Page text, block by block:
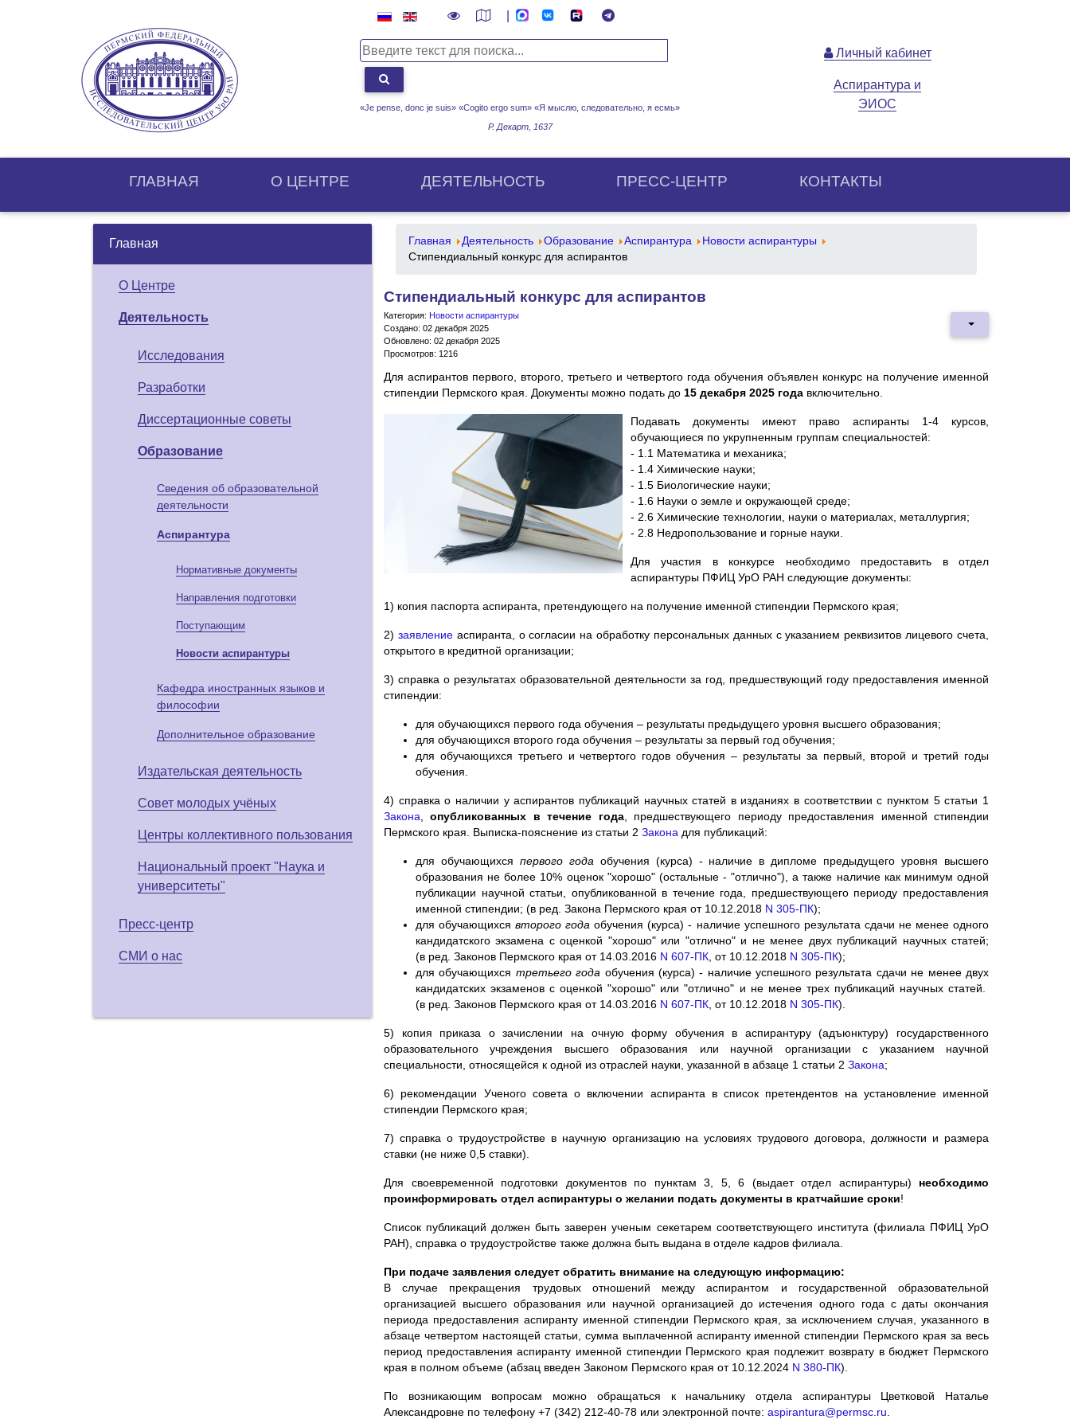
«Je pense, donc je suis» «Cogito ergo sum» «Я мыслю, следовательно, я есмь»
Р. Декарт, 1637
Личный кабинет
Аспирантура и
ЭИОС
ГЛАВНАЯ О ЦЕНТРE ДЕЯТЕЛЬНОСТЬ ПРЕСС-ЦЕНТР КОНТАКТЫ
Главная
О Центре
Деятельность
Исследования
Разработки
Диссертационные советы
Образование
Сведения об образовательной
деятельности
Аспирантура
Нормативные документы
Направления подготовки
Поступающим
Новости аспирантуры
Кафедра иностранных языков и
философии
Дополнительное образование
Издательская деятельность
Совет молодых учёных
Центры коллективного пользования
Национальный проект "Наука и
университеты"
Пресс-центр
СМИ о нас
Главная Деятельность Образование Аспирантура
Новости аспирантуры
Стипендиальный конкурс для аспирантов
Стипендиальный конкурс для аспирантов
Категория: Новости аспирантуры
Создано: 02 декабря 2025
Обновлено: 02 декабря 2025
Просмотров: 1216
Для аспирантов первого, второго, третьего и четвертого года обучения объявлен конкурс на получение именной
стипендии Пермского края. Документы можно подать до 15 декабря 2025 года включительно.
Подавать документы имеют право аспиранты 1-4 курсов,
обучающиеся по укрупненным группам специальностей:
- 1.1 Математика и механика;
- 1.4 Химические науки;
- 1.5 Биологические науки;
- 1.6 Науки о земле и окружающей среде;
- 2.6 Химические технологии, науки о материалах, металлургия;
- 2.8 Недропользование и горные науки.
Для участия в конкурсе необходимо предоставить в отдел
аспирантуры ПФИЦ УрО РАН следующие документы:
1) копия паспорта аспиранта, претендующего на получение именной стипендии Пермского края;
2) заявлениеаспиранта, о согласии на обработку персональных данных с указанием реквизитов лицевого счета,
открытого в кредитной организации;
3) справка о результатах образовательной деятельности за год, предшествующий году предоставления именной
стипендии:
для обучающихся первого года обучения – результаты предыдущего уровня высшего образования;
для обучающихся второго года обучения – результаты за первый год обучения;
для обучающихся третьего и четвертого годов обучения – результаты за первый, второй и третий годы
обучения.
4) справка о наличии у аспирантов публикаций научных статей в изданиях в соответствии с пунктом 5 статьи 1
Закона ,опубликованных в течение года, предшествующего периоду предоставления именной стипендии
Пермского края. Выписка-пояснение из статьи 2 Закона для публикаций:
для обучающихся первого года обучения (курса) - наличие в дипломе предыдущего уровня высшего
образования не более 10% оценок "хорошо" (остальные - "отлично"), а также наличие как минимум одной
публикации научной статьи, опубликованной в течение года, предшествующего периоду предоставления
именной стипендии; (в ред. Закона Пермского края от 10.12.2018 N 305-ПК);
для обучающихсявторого года обучения (курса) - наличие успешного результата сдачи не менее одного
кандидатского экзамена с оценкой "хорошо" или "отлично" и не менее двух публикаций научных статей;
(в ред. Законов Пермского края от 14.03.2016 N 607-ПК , от 10.12.2018 N 305-ПК);
для обучающихся третьего года обучения (курса) - наличие успешного результата сдачи не менее двух
кандидатских экзаменов с оценкой "хорошо" или "отлично" и не менее трех публикаций научных статей.
(в ред. Законов Пермского края от 14.03.2016 N 607-ПК , от 10.12.2018 N 305-ПК).
5) копия приказа о зачислении на очную форму обучения в аспирантуру (адъюнктуру) государственного
образовательного учреждения высшего образования или научной организации с указанием научной
специальности, относящейся к одной из отраслей науки, указанной в абзаце 1 статьи 2 Закона;
6) рекомендации Ученого совета о включении аспиранта в список претендентов на установление именной
стипендии Пермского края;
7) справка о трудоустройстве в научную организацию на условиях трудового договора, должности и размера
ставки (не ниже 0,5 ставки).
Для своевременной подготовки документов по пунктам 3, 5, 6 (выдает отдел аспирантуры) необходимо
проинформировать отдел аспирантуры о желании подать документы в кратчайшие сроки!
Список публикаций должен быть заверен ученым секетарем соответствующего института (филиала ПФИЦ УрО
РАН), справка о трудоустройстве также должна быть выдана в отделе кадров филиала.
При подаче заявления следует обратить внимание на следующую информацию:
В случае прекращения трудовых отношений между аспирантом и государственной образовательной
организацией высшего образования или научной организацией до истечения одного года с даты окончания
периода предоставления аспиранту именной стипендии Пермского края, за исключением случая, указанного в
абзаце четвертом настоящей статьи, сумма выплаченной аспиранту именной стипендии Пермского края за весь
период предоставления аспиранту именной стипендии Пермского края подлежит возврату в бюджет Пермского
края в полном объеме (абзац введен Законом Пермского края от 10.12.2024 N 380-ПК).
По возникающим вопросам можно обращаться к начальнику отдела аспирантуры Цветковой Наталье
Александровне по телефону +7 (342) 212-40-78 или электронной почте: aspirantura@permsc.ru